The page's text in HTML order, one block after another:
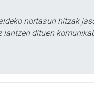
nortasun hitzak
lantzen dituen